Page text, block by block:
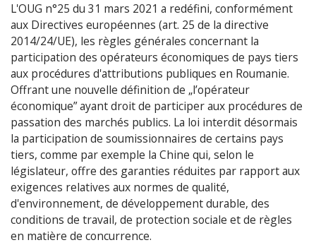
L'OUG n°25 du 31 mars 2021 a redéfini, conformément
aux Directives européennes (art. 25 de la directive
2014/24/UE), les règles générales concernant la
participation des opérateurs économiques de pays tiers
aux procédures d'attributions publiques en Roumanie.
Offrant une nouvelle définition de „l’opérateur
économique” ayant droit de participer aux procédures de
passation des marchés publics. La loi interdit désormais
la participation de soumissionnaires de certains pays
tiers, comme par exemple la Chine qui, selon le
législateur, offre des garanties réduites par rapport aux
exigences relatives aux normes de qualité,
d'environnement, de développement durable, des
conditions de travail, de protection sociale et de règles
en matière de concurrence.